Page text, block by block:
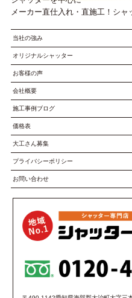
メーカー直仕入れ・直施工！シャ
当社の強み
オリジナルシャッター
お客様の声
会社概要
施工事例ブログ
価格表
大工さん募集
プライバシーポリシー
お問い合わせ